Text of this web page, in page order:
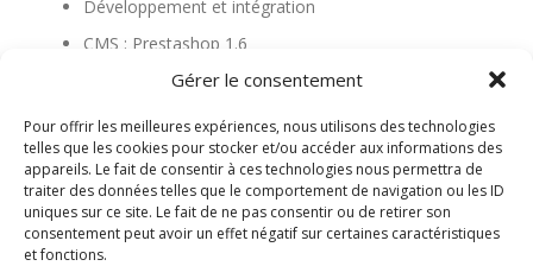
Gérer le consentement
Pour offrir les meilleures expériences, nous utilisons des technologies
telles que les cookies pour stocker et/ou accéder aux informations des
appareils. Le fait de consentir à ces technologies nous permettra de
traiter des données telles que le comportement de navigation ou les ID
uniques sur ce site. Le fait de ne pas consentir ou de retirer son
consentement peut avoir un effet négatif sur certaines caractéristiques
et fonctions.
Développement et intégration
CMS : Prestashop 1.6
http://www.cliome.com/
1 juin 2016 | Categories:Références | Tags:MySQL,PHP,
Prestashop ,Responsive design | Commentaires fermés sur
Home
click
home